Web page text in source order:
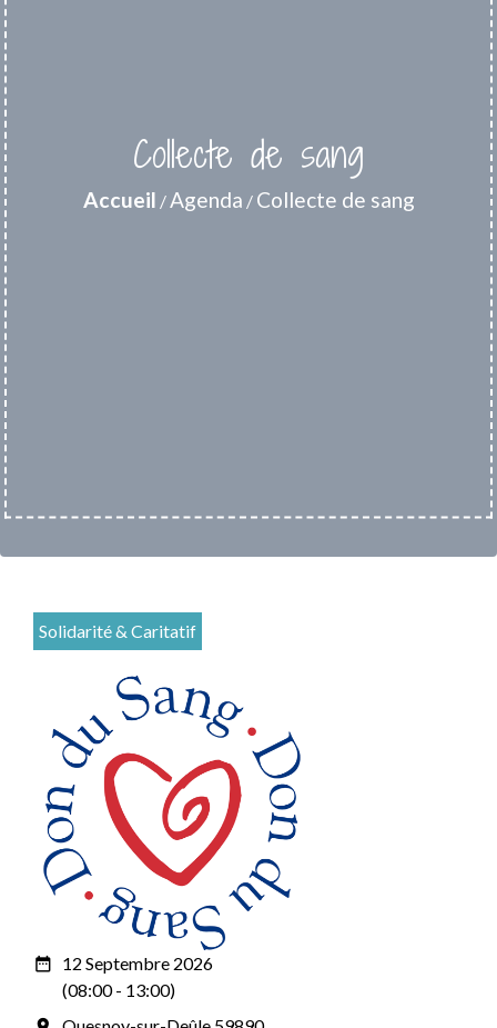
Collecte de sang
Accueil /Agenda / Collecte de sang
Solidarité & Caritatif
date_range
12 Septembre 2026
(08:00 - 13:00)